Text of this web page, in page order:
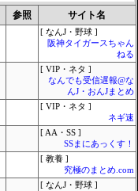
参照 サイト名
[ なんJ・野球 ]
阪神タイガースちゃん
ねる
[ VIP・ネタ ]
なんでも受信遅報@な
んJ・おんJまとめ
[ VIP・ネタ ]
ネギ速
[ AA・SS ]
SSまにあっくす！
[ 教養 ]
究極のまとめ.com
[ なんJ・野球 ]